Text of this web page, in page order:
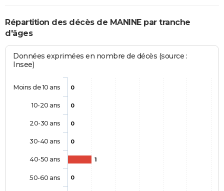
Répartition des décès de MANINE par tranche
d'âges
Données exprimées en nombre de décès (source :
Insee)
0
0
0
0
1
0
Moins de 10 ans
10-20 ans
20-30 ans
30-40 ans
40-50 ans
50-60 ans